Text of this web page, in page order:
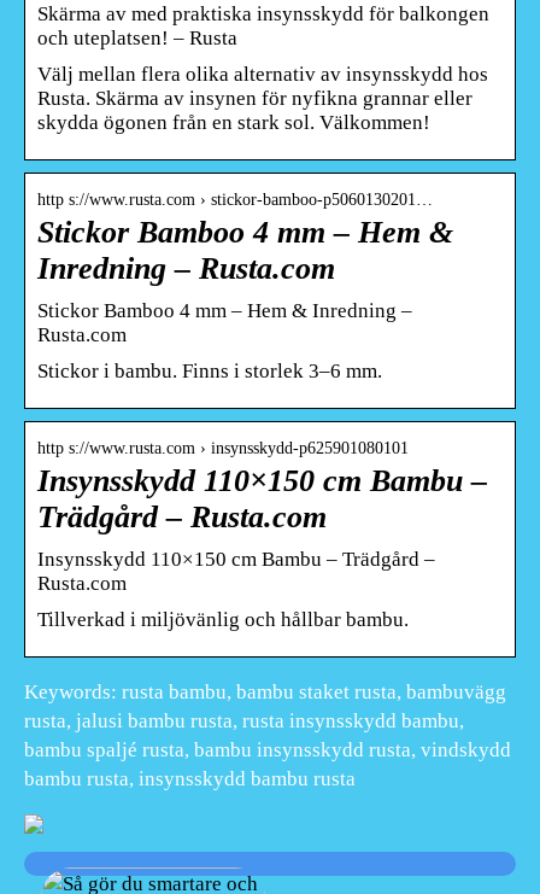
Skärma av med praktiska insynsskydd för balkongen
och uteplatsen! – Rusta
Välj mellan flera olika alternativ av insynsskydd hos
Rusta. Skärma av insynen för nyfikna grannar eller
skydda ögonen från en stark sol. Välkommen!
http s://www.rusta.com › stickor-bamboo-p5060130201…
Stickor Bamboo 4 mm – Hem &
Inredning – Rusta.com
Stickor Bamboo 4 mm – Hem & Inredning –
Rusta.com
Stickor i bambu. Finns i storlek 3–6 mm.
http s://www.rusta.com › insynsskydd-p625901080101
Insynsskydd 110×150 cm Bambu –
Trädgård – Rusta.com
Insynsskydd 110×150 cm Bambu – Trädgård –
Rusta.com
Tillverkad i miljövänlig och hållbar bambu.
Keywords: rusta bambu, bambu staket rusta, bambuvägg
rusta, jalusi bambu rusta, rusta insynsskydd bambu,
bambu spaljé rusta, bambu insynsskydd rusta, vindskydd
bambu rusta, insynsskydd bambu rusta